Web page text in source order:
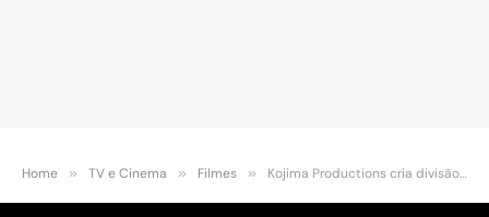
Home » TV e Cinema » Filmes » Kojima Productions cria divisão para focar na produção de filmes e séries